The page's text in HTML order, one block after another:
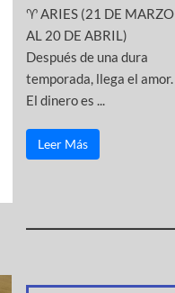
♈ ARIES (21 DE MARZO
AL 20 DE ABRIL)
Después de una dura
temporada, llega el amor.
El dinero es ...
Leer Más